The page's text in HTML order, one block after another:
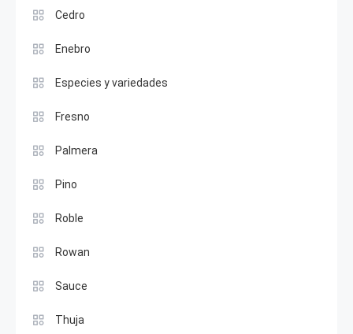
Cedro
Enebro
Especies y variedades
Fresno
Palmera
Pino
Roble
Rowan
Sauce
Thuja